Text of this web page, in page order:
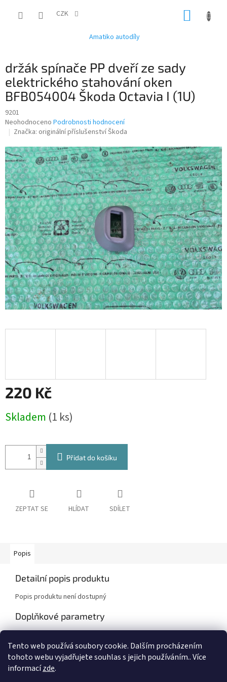
Tento web používá soubory cookie. Dalším procházením
tohoto webu vyjadřujete souhlas s jejich používáním.. Více
informacízde.
CZK
Amatiko autodíly
držák spínače PP dveří ze sady
elektrického stahování oken
BFB054004 Škoda Octavia I (1U)
9201
Průměrné
hodnocení
je
0,0
z
5
hvězdiček.
Neohodnoceno Podrobnosti hodnocení
Značka: originální příslušenství Škoda
220 Kč
cena:
Skladem (1 ks)
Přidat do košíku
ZEPTAT SE HLÍDAT SDÍLET
Popis
Detailní popis produktu
Popis produktu není dostupný
Doplňkové parametry
Záruka: 2 roky